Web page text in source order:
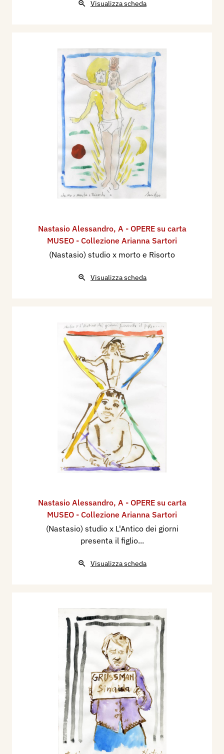
Visualizza scheda
Nastasio Alessandro, A - OPERE su carta
MUSEO - Collezione Arianna Sartori
(Nastasio) studio x morto e Risorto
Visualizza scheda
Nastasio Alessandro, A - OPERE su carta
MUSEO - Collezione Arianna Sartori
(Nastasio) studio x L'Antico dei giorni
presenta il figlio...
Visualizza scheda